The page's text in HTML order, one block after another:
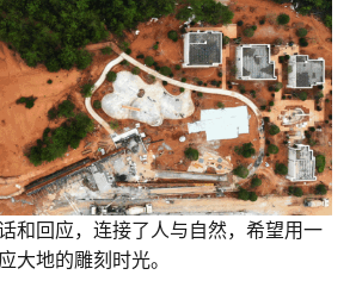
和回应，连接了人与自然，希望用一
大地的雕刻时光。